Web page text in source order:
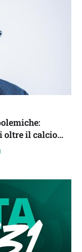
oltre il calcio